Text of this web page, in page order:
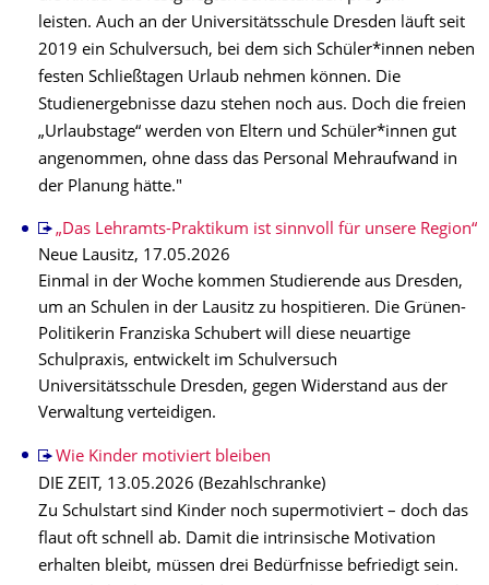
leisten. Auch an der Universitätsschule Dresden läuft seit
2019 ein Schulversuch, bei dem sich Schüler*innen neben
festen Schließtagen Urlaub nehmen können. Die
Studienergebnisse dazu stehen noch aus. Doch die freien
„Urlaubstage“ werden von Eltern und Schüler*innen gut
angenommen, ohne dass das Personal Mehraufwand in
der Planung hätte."
„Das Lehramts-Praktikum ist sinnvoll für unsere Region“
Neue Lausitz, 17.05.2026
Einmal in der Woche kommen Studierende aus Dresden,
um an Schulen in der Lausitz zu hospitieren. Die Grünen-
Politikerin Franziska Schubert will diese neuartige
Schulpraxis, entwickelt im Schulversuch
Universitätsschule Dresden, gegen Widerstand aus der
Verwaltung verteidigen.
Wie Kinder motiviert bleiben
DIE ZEIT, 13.05.2026 (Bezahlschranke)
Zu Schulstart sind Kinder noch supermotiviert – doch das
flaut oft schnell ab. Damit die intrinsische Motivation
erhalten bleibt, müssen drei Bedürfnisse befriedigt sein.